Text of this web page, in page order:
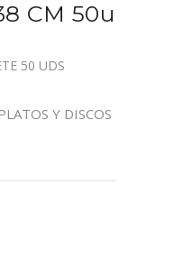
CM 50u
50 UDS
Y DISCOS